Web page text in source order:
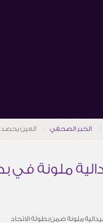
الخبر الصحفي العين يحصد 12 ميدالية ملونة في بطولة الاتحاد الجوجيتسو بأبوظبي
لاعبو نادي العين للجوجيتسو 12 ميدالية ملونة ضمن بطولة الاتحاد